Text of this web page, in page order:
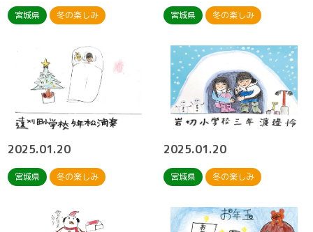
宮城県 冬の楽しみ 宮城県 冬の楽しみ
2025.01.20
宮城県 冬の楽しみ
2025.01.20
宮城県 冬の楽しみ